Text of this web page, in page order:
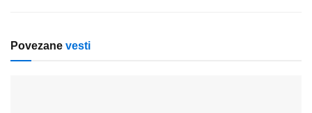
Povezane vesti